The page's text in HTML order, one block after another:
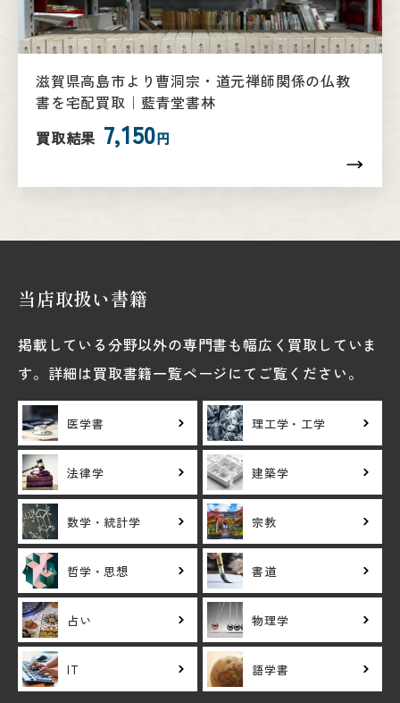
滋賀県高島市より曹洞宗・道元禅師関係の仏教
書を宅配買取｜藍青堂書林
買取結果 7,150円
当店取扱い書籍
掲載している分野以外の専門書も幅広く買取していま
す。詳細は買取書籍一覧ページにてご覧ください。
医学書 理工学・工学
法律学 建築学
数学・統計学 宗教
哲学・思想 書道
占い 物理学
IT 語学書